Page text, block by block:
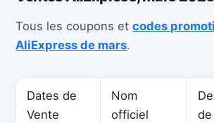
Tous les coupons etcodes
AliExpress de mars.
Dates de
Vente
Nom
officiel